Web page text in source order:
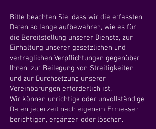
Bitte beachten Sie, dass wir die erfassten
Daten so lange aufbewahren, wie es für
die Bereitstellung unserer Dienste, zur
Einhaltung unserer gesetzlichen und
vertraglichen Verpflichtungen gegenüber
Ihnen, zur Beilegung von Streitigkeiten
und zur Durchsetzung unserer
Vereinbarungen erforderlich ist.
Wir können unrichtige oder unvollständige
Daten jederzeit nach eigenem Ermessen
berichtigen, ergänzen oder löschen.